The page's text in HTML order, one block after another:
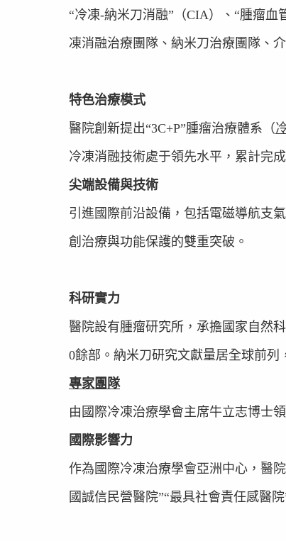
“冷凍-納米刀消融”（CIA）、“腫瘤血
凍消融治療團隊、納米刀治療團隊、
​​特色治療模式​​
醫院創新提出“3C+P”腫瘤治療體系（
冷凍消融技術處于領先水平，累計完
​​尖端設備與技術​​
引進國際前沿設備，包括電磁導航支
創治療與功能保護的雙重突破。
​​科研實力​​
醫院設有腫瘤研究所，承擔國家自然
0餘部。納米刀研究文獻量居全球前列
​​專家團隊​​
由國際冷凍治療學會主席牛立志博士
​​國際影響力​​
作為國際冷凍治療學會亞洲中心，醫
國誠信民營醫院”“最具社會責任感醫院